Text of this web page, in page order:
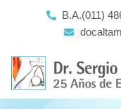
B.A.(011)